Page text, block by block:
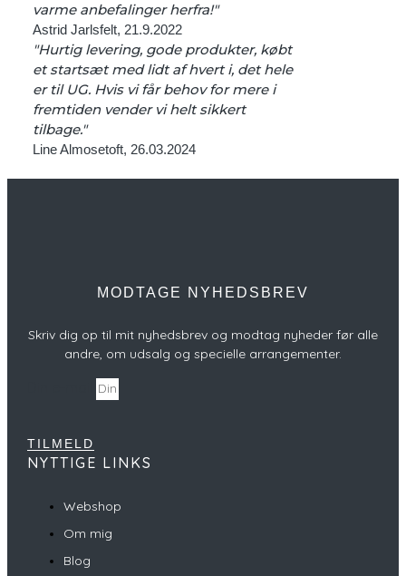
varme anbefalinger herfra!"
Astrid Jarlsfelt, 21.9.2022
"Hurtig levering, gode produkter, købt
et startsæt med lidt af hvert i, det hele
er til UG. Hvis vi får behov for mere i
fremtiden vender vi helt sikkert
tilbage."
Line Almosetoft, 26.03.2024
MODTAGE NYHEDSBREV
Skriv dig op til mit nyhedsbrev og modtag nyheder før alle
andre, om udsalg og specielle arrangementer.
TILMELD
NYTTIGE LINKS
Webshop
Om mig
Blog